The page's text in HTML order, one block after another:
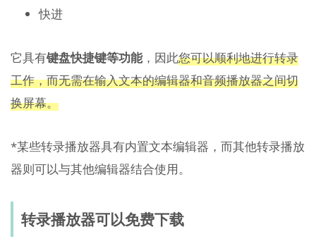
快进
它具有键盘快捷键等功能，因此您可以顺利地进行转录
工作，而无需在输入文本的编辑器和音频播放器之间切
换屏幕。
*某些转录播放器具有内置文本编辑器，而其他转录播放
器则可以与其他编辑器结合使用。
转录播放器可以免费下载